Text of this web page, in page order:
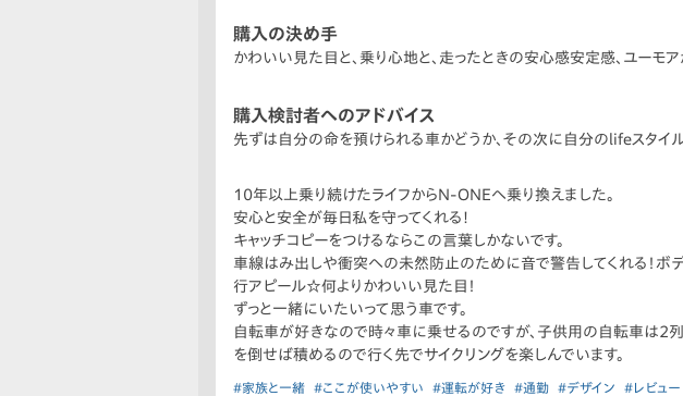
購入の決め手
かわいい見た目と、乗り心地と、走ったときの安心感安定感、ユーモ
購入検討者へのアドバイス
先ずは自分の命を預けられる車かどうか、その次に自分のlifeスタイ
10年以上乗り続けたライフからN-ONEへ乗り換えました。
安心と安全が毎日私を守ってくれる!
キャッチコピーをつけるならこの言葉しかないです。
車線はみ出しや衝突への未然防止のために音で警告してくれる！ボ
行アピール☆何よりかわいい見た目！
ずっと一緒にいたいって思う車です。
自転車が好きなので時々車に乗せるのですが、子供用の自転車は2
を倒せば積めるので行く先でサイクリングを楽しんでいます。
#家族と一緒 #ここが使いやすい #運転が好き #通勤 #デザイン #レビュー